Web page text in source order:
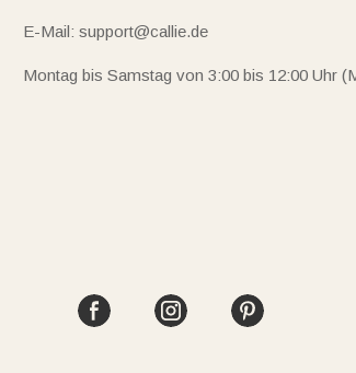
E-Mail: support@callie.de
Montag bis Samstag von 3:00 bis 12:00 Uhr